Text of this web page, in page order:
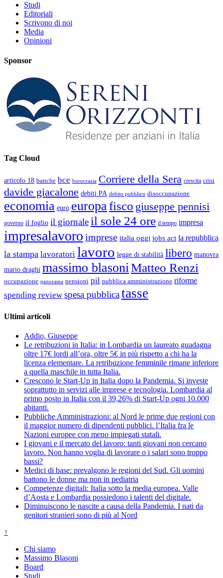
Studi
Editoriali
Scrivono di noi
Media
Opinioni
Sponsor
Tag Cloud
articolo 18 banche bce burocrazia Corriere della Sera crescita crisi
davide giacalone debiti PA debito pubblico disoccupazione
economia euro europafisco giuseppe pennisi
governo il foglio il giornale il sole 24 ore il tempo impresa
impresalavoro imprese italia oggi jobs act la repubblica
la stampa lavoratori lavoro legge di stabilità libero manovra
mario draghi massimo blasoniMatteo Renzi
occupazione panorama pensioni pil pubblica amministrazione riforme
spending review spesa pubblicatasse
Ultimi articoli
Addio, Giuseppe
Le retribuzioni in Italia: in Lombardia un laureato guadagna
oltre 17€ lordi all’ora, oltre 5€ in più rispetto a chi ha la
licenza elementare. La retribuzione femminile rimane inferiore
a quella maschile in tutta Italia.
Crescono le Start-Up in Italia dopo la Pandemia. Si investe
soprattutto in servizi alle imprese e tecnologia. Lombardia al
primo posto in Italia con il 39,26% di Start-Up ogni 10.000
abitanti.
Pubbliche Amministrazioni: al Nord le prime due regioni con
il maggior numero di dipendenti pubblici. l’Italia fra le
Nazioni europee con meno impiegati statali.
I giovani e il mercato del lavoro: tanti giovani non cercano
lavoro. Non hanno voglia di lavorare o i salari sono troppo
bassi?
Medici di base: prevalgono le regioni del Sud. Gli uomini
battono le donne ma non in pediatria
Competenze digitali: Italia sotto la media europea. Valle
d’Aosta e Lombardia possiedono i talenti del digitale.
Diminuiscono le nascite a causa della Pandemia. I nati da
genitori stranieri sono di più al Nord
↑
Chi siamo
Massimo Blasoni
Board
Studi